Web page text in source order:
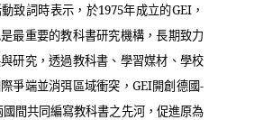
致詞時表示，於1975年成立的GEI，
最重要的教科書研究機構，長期致力
研究，透過教科書、學習媒材、學校
爭端並消弭區域衝突， GEI開創德國-
間共同編寫教科書之先河，促進原為